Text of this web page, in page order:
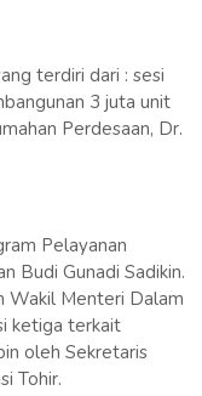
terdiri dari : sesi
3 juta unit
Perdesaan, Dr.
Pelayanan
Budi Gunadi Sadikin.
Wakil Menteri Dalam
ketiga terkait
oleh Sekretaris
Tohir.